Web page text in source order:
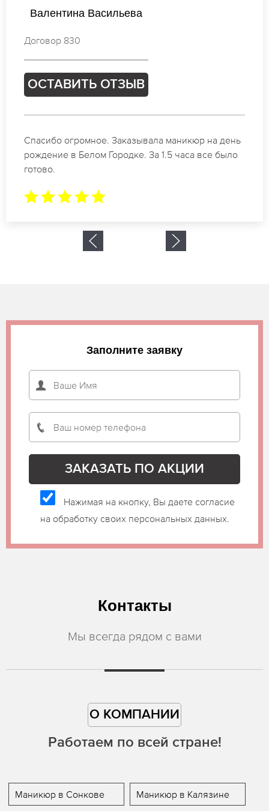
Виктория Петрова
Договор 528
ОСТАВИТЬ ОТЗЫВ
Идеальные специалисты своего дела по
маникюру в Белом Городке. Замечательный
результат. Буду обращаться еще.
Заполните заявку
Нажимая на кнопку, Вы даете согласие
на обработку своих персональных данных.
Контакты
Мы всегда рядом с вами
О КОМПАНИИ
Работаем по всей стране!
Маникюр в Сонкове Маникюр в Калязине